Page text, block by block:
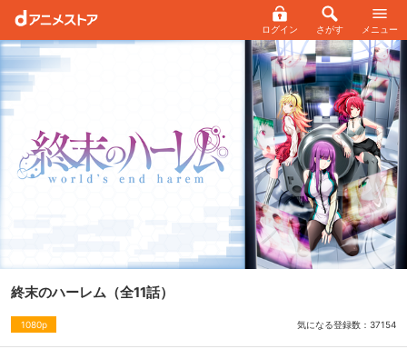
ログイン さがす メニュー
終末のハーレム （全11話）
1080p 気になる登録数： 37154